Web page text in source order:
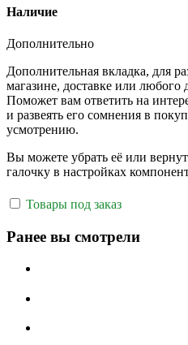
Наличие
Дополнительно
Дополнительная вкладка, для
магазине, доставке или любого
Поможет вам ответить на
и развеять его сомнения в
усмотрению.
Вы можете убрать её или
галочку в настройках
Товары под заказ
Ранее вы смотрели